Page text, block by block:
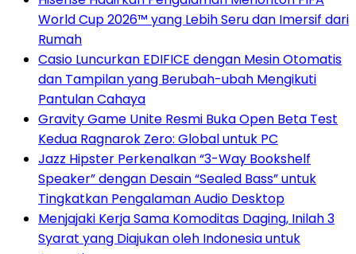
World Cup 2026™ yang Lebih Seru dan Imersif dari
Rumah
Casio Luncurkan EDIFICE dengan Mesin Otomatis
dan Tampilan yang Berubah-ubah Mengikuti
Pantulan Cahaya
Gravity Game Unite Resmi Buka Open Beta Test
Kedua Ragnarok Zero: Global untuk PC
Jazz Hipster Perkenalkan “3-Way Bookshelf
Speaker” dengan Desain “Sealed Bass” untuk
Tingkatkan Pengalaman Audio Desktop
Menjajaki Kerja Sama Komoditas Daging, Inilah 3
Syarat yang Diajukan oleh Indonesia untuk